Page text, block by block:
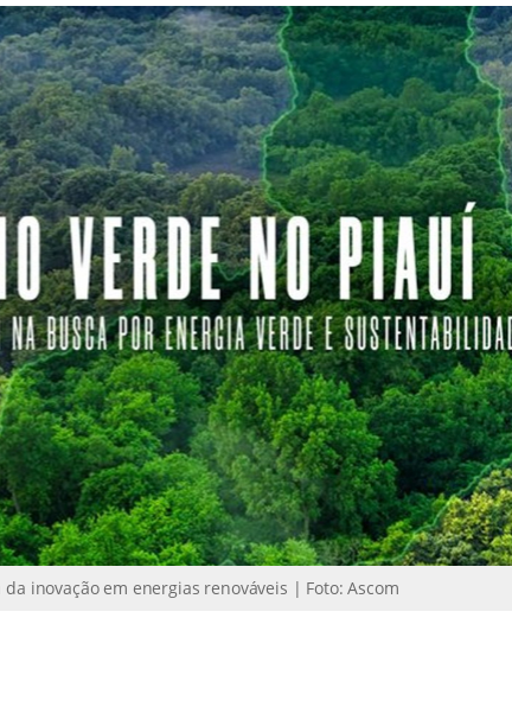
inovação em energias renováveis | Foto: Ascom